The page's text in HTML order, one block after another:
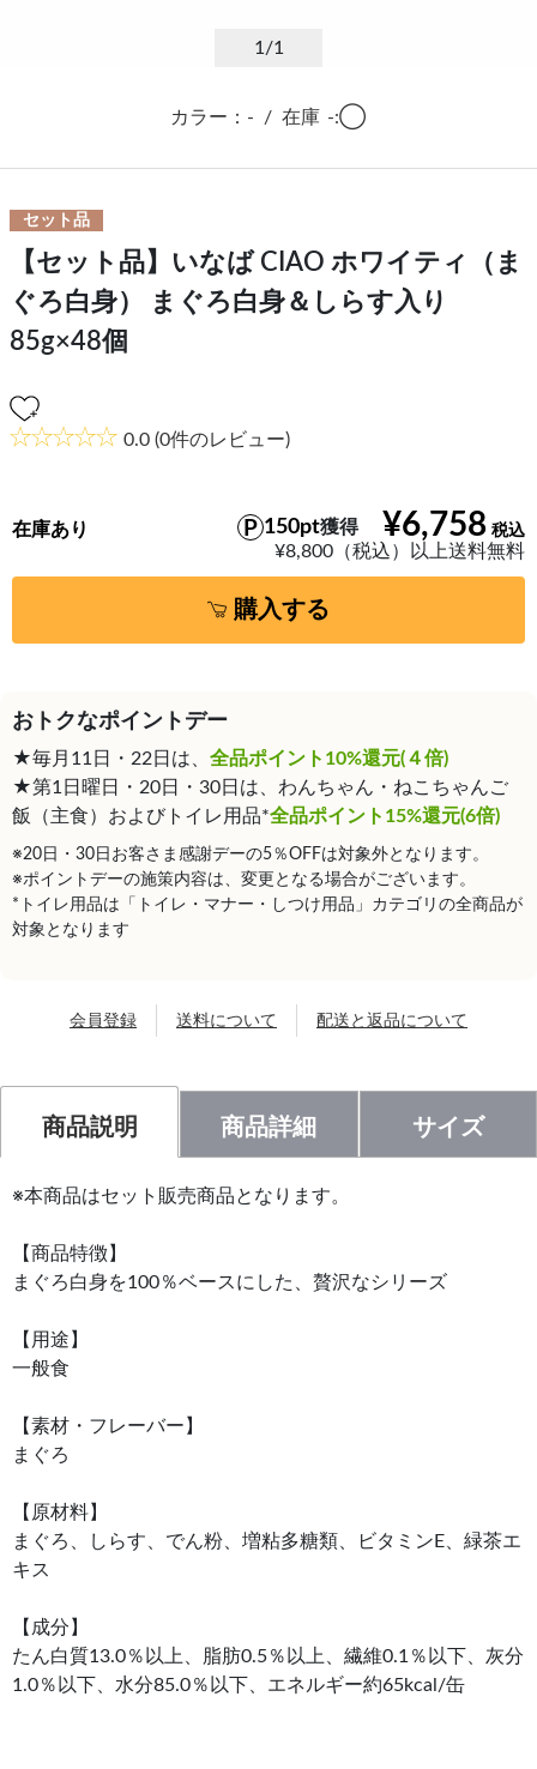
1/1
カラー：- / 在庫 -:◯
セット品
【セット品】いなば CIAO ホワイティ（ま
ぐろ白身） まぐろ白身＆しらす入り
85g×48個
0.0 (0件のレビュー)
¥6,758
150pt獲得
¥8,800（税込）以上送料無料
在庫あり
購入する
おトクなポイントデー
★毎月11日・22日は、 全品ポイント10%還元(４倍)
★第1日曜日・20日・30日は、わんちゃん・ねこちゃんご
飯（主食）およびトイレ用品*全品ポイント15%還元(6倍)
※20日・30日お客さま感謝デーの5％OFFは対象外となります。
※ポイントデーの施策内容は、変更となる場合がございます。
*トイレ用品は「トイレ・マナー・しつけ用品」カテゴリの全商品が
対象となります
会員登録 送料について 配送と返品について
商品説明 商品詳細 サイズ
※本商品はセット販売商品となります。
【商品特徴】
まぐろ白身を100％ベースにした、贅沢なシリーズ
【用途】
一般食
【素材・フレーバー】
まぐろ
【原材料】
まぐろ、しらす、でん粉、増粘多糖類、ビタミンE、緑茶エ
キス
【成分】
たん白質13.0％以上、脂肪0.5％以上、繊維0.1％以下、灰分
1.0％以下、水分85.0％以下、エネルギー約65kcal/缶